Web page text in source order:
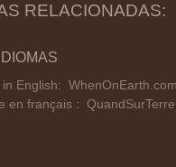
RELACIONADAS:
English:
en français :